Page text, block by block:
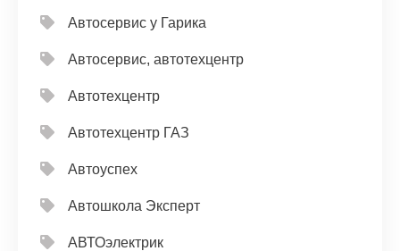
Автосервис у Гарика
Автосервис, автотехцентр
Автотехцентр
Автотехцентр ГАЗ
Автоуспех
Автошкола Эксперт
АВТОэлектрик